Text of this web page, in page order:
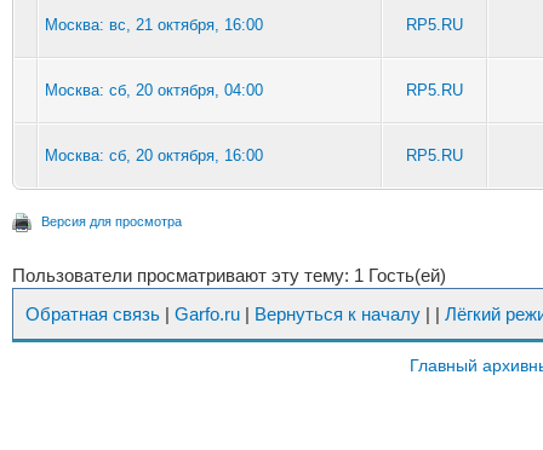
Москва: вс, 21 октября, 16:00 RP5.RU
Москва: сб, 20 октября, 04:00 RP5.RU
Москва: сб, 20 октября, 16:00 RP5.RU
Версия для просмотра
Пользователи просматривают эту тему: 1 Гость(ей)
Обратная связь | Garfo.ru | Вернуться к началу | | Лёгкий
Главный